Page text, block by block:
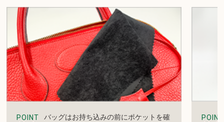
POINT
バッグはお持ち込みの前にポケットを確
POINT